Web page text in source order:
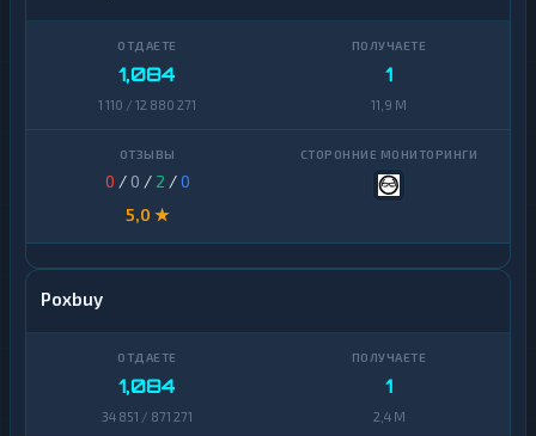
1,084
1 110 / 12 880 271
1
11,9 M
0 / 0 / 2 /0
5,0 ★
Poxbuy
1,084
34 851 / 871 271
1
2,4 M